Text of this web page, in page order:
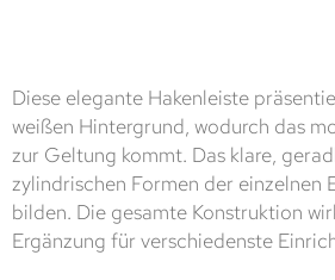
Diese elegante Hakenleiste
weißen Hintergrund, wodurch das
zur Geltung kommt. Das klare,
zylindrischen Formen der einzelnen
bilden. Die gesamte Konstruktion
Ergänzung für verschiedenste